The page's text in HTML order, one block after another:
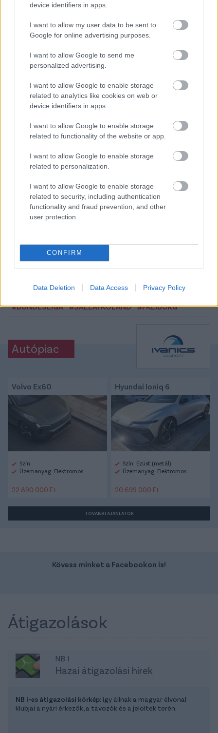
device identifiers in apps.
I want to allow my user data to be sent to
Google for online advertising purposes.
I want to allow Google to send me
personalized advertising.
I want to allow Google to enable storage
related to analytics like cookies on web or
device identifiers in apps.
I want to allow Google to enable storage
related to functionality of the website or app.
I want to allow Google to enable storage
related to personalization.
I want to allow Google to enable storage
related to security, including authentication
functionality and fraud prevention, and other
user protection.
CONFIRM
Data Deletion Data Access Privacy Policy
Szalai bizarr átigazolása: "Attila még
Hoffenheim-melegítőben írt alá, majd
öt perccel később már Freiburg-
szerelésben jelent meg"
A Freiburg tapasztalt sportigazgatója sem látott
még olyat, ami Szalai Attila aláírása körül lezajlott. A
Hoiffenheimnél elismerték, hogy senkinek sem vált be
Itt állíthatod be, hogy a Csakfoci az elsők
között legyen a Google-találatokban
Tetszett a cikk? Megosztanád?
Link másolása Email küldés
#MAGYAR FOCI #LÉGIÓSOK
#NÉMET FOCI
#BUNDESLIGA
#SALLAI ROLAND #FREIBURG
Autópiac
Volvo Ex60
Szín:
Üzemanyag: Elektromos
22 890 000 Ft
Hyundai Ioniq 6
Szín: Ezüst (metál)
Üzemanyag: Elektromos
20 699 000 Ft
TOVÁBBI AJÁNLATOK
Kövess minket a Facebookon is!
Átigazolások
NB I
Hazai átigazolási hírek
NB I-es átigazolási körkép: így állnak a magyar élvonal
klubjai a nyári érkezők, a távozók és a jelöltek terén.